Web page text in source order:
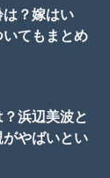
は？嫁はい
てもまとめ
浜辺美波と
やばいとい